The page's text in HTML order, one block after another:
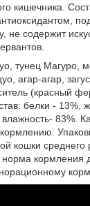
кишечника.
не содержит
тунец Магуро,
агар-агар,
(красный
белки - 13%,
83%.
кошки среднего
кормления